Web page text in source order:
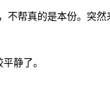
不帮真的是本份。突
静了。